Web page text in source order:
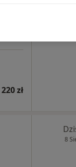
220 zł
8